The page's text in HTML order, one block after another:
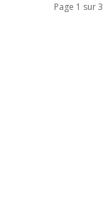
Page 1 sur 3